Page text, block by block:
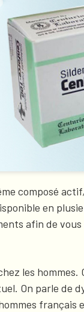
composé
en
afin de
les
On parle de
français